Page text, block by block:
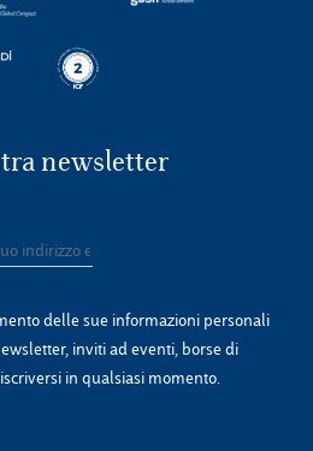
newsletter
delle sue informazioni personali
inviti ad eventi, borse di
in qualsiasi momento.